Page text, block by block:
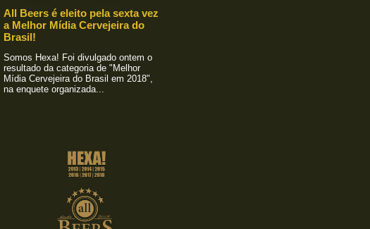
All Beers é eleito pela sexta vez
a Melhor Mídia Cervejeira do
Brasil!
Somos Hexa! Foi divulgado ontem o
resultado da categoria de "Melhor
Mídia Cervejeira do Brasil em 2018",
na enquete organizada...